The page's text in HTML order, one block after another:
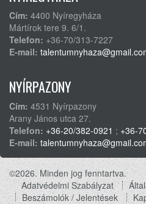
Cím: 4400 Nyíregyháza
Mártírok tere 9. 6/1.
Telefon: +36-70/313-7227
E-mail:
NYÍRPAZONY
Cím: 4531 Nyírpazony
Arany János utca 27.
Telefon: +36-20/382-0921 ; +36-
E-mail:
©2026. Minden jog fenntartva.
Footer
Adatvédelmi Szabályzat
Beszámolók / Jelentések